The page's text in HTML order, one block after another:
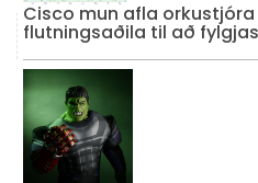
Cisco mun afla
flutningsaðila til að